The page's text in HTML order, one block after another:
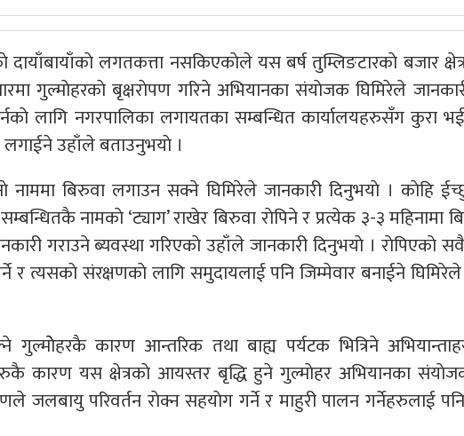
दायाँबायाँकाे लगतकत्ता नसकिएकाेले यस बर्ष तुम्लिङटारकाे बजार
गुल्माेहरकाे बृक्षराेपण गरिने अभियानका संयाेजक घिमिरेले
लागि नगरपालिका लगायतका सम्बन्धित कार्यालयहरुसँग कुरा
उहाँले बताउनुभयाे ।
बिरुवा लगाउन सक्ने घिमिरेले जानकारी दिनुभयाे । काेहि
नामकाे ‘ट्याग’ राखेर बिरुवा राेपिने र प्रत्येक ३-३ महिनामा
गराउने ब्यवस्था गरिएकाे उहाँले जानकारी दिनुभयाे । राेपिएकाे
र त्यसकाे संरक्षणकाे लागि समुदायलाई पनि जिम्मेवार बनाईने
कारण आन्तरिक तथा बाह्य पर्यटक भित्रिने
कारण यस क्षेत्रकाे आयस्तर बृद्धि हुने गुल्माेहर अभियानका
जलबायु परिवर्तन राेक्न सहयाेग गर्ने र माहुरी पालन गर्नेहरुलाई पनि